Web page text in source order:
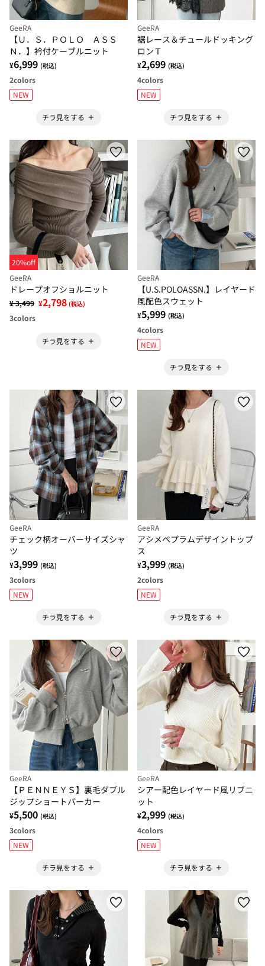
GeeRA
【Ｕ．Ｓ．ＰＯＬＯ ＡＳＳ
Ｎ．】衿付ケーブルニット
¥6,999 (税込)
2colors
NEW
チラ見をする
GeeRA
裾レース＆チュールドッキング
ロンＴ
¥2,699 (税込)
4colors
NEW
チラ見をする
20%off
GeeRA
ドレープオフショルニット
¥ 3,499 ¥2,798 (税込)
3colors
チラ見をする
GeeRA
【U.S.POLOASSN.】レイヤード
風配色スウェット
¥5,999 (税込)
4colors
NEW
チラ見をする
GeeRA
チェック柄オーバーサイズシャ
ツ
¥3,999 (税込)
3colors
NEW
チラ見をする
GeeRA
アシメペプラムデザイントップ
ス
¥3,999 (税込)
2colors
NEW
チラ見をする
GeeRA
【ＰＥＮＮＥＹＳ】裏毛ダブル
ジップショートパーカー
¥5,500 (税込)
3colors
NEW
チラ見をする
GeeRA
シアー配色レイヤード風リブニ
ット
¥2,999 (税込)
4colors
NEW
チラ見をする